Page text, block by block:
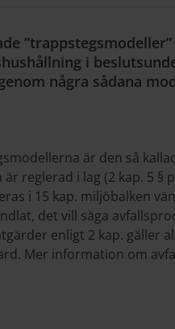
i
några sådana
är den så
reglerad i lag (2 kap. 5 §
i 15 kap. miljöbalken
det vill säga
enligt 2 kap. gäller
Mer information om